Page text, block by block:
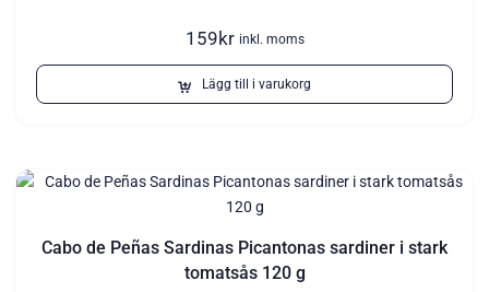
159kr inkl. moms
Lägg till i varukorg
Cabo de Peñas Sardinas Picantonas sardiner i stark
tomatsås 120 g